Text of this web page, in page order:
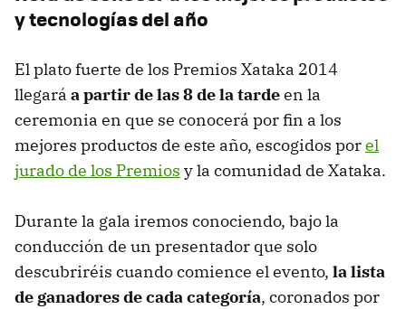
y tecnologías del año
El plato fuerte de los Premios Xataka 2014
llegará a partir de las 8 de la tardeen la
ceremonia en que se conocerá por fin a los
mejores productos de este año, escogidos porel
jurado de los Premios y la comunidad de Xataka.
Durante la gala iremos conociendo, bajo la
conducción de un presentador que solo
descubriréis cuando comience el evento, la lista
de ganadores de cada categoría, coronados por